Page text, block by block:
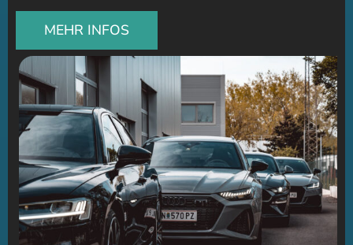
MEHR INFOS